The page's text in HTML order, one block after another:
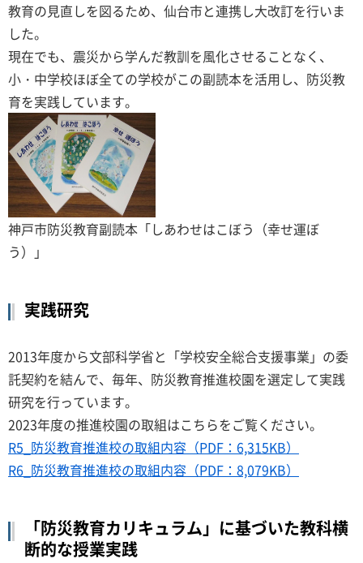
教育の見直しを図るため、仙台市と連携し大改訂を行いま
した。
現在でも、震災から学んだ教訓を風化させることなく、
小・中学校ほぼ全ての学校がこの副読本を活用し、防災教
育を実践しています。
神戸市防災教育副読本「しあわせはこぼう（幸せ運ぼ
う）」
実践研究
2013年度から文部科学省と「学校安全総合支援事業」の委
託契約を結んで、毎年、防災教育推進校園を選定して実践
研究を行っています。
2023年度の推進校園の取組はこちらをご覧ください。
R5_防災教育推進校の取組内容（PDF：6,315KB）
R6_防災教育推進校の取組内容（PDF：8,079KB）
「防災教育カリキュラム」に基づいた教科横
断的な授業実践